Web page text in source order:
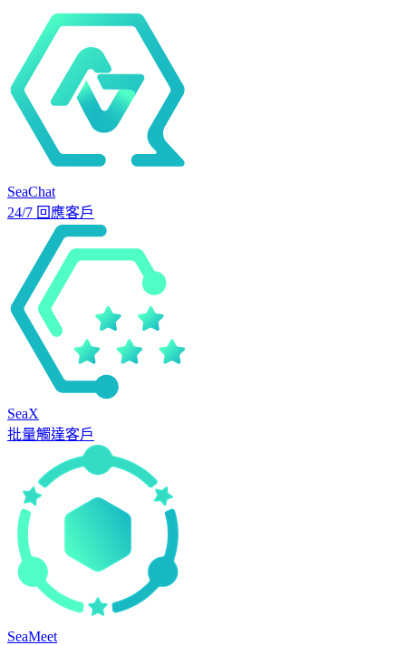
SeaChat
24/7 回應客戶
SeaX
批量觸達客戶
SeaMeet